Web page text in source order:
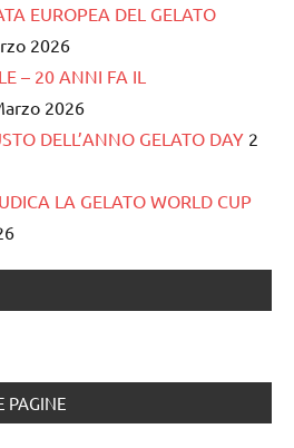
EUROPEA DEL GELATO
2026
– 20 ANNI FA IL
2026
DELL’ANNO GELATO DAY 2
LA GELATO WORLD CUP
PAGINE